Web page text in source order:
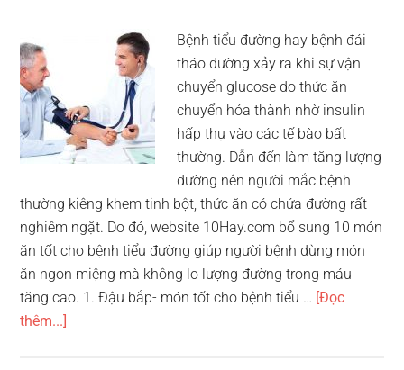
B
Bệnh tiểu đường hay bệnh đái
tháo đường xảy ra khi sự vận
chuyển glucose do thức ăn
chuyển hóa thành nhờ insulin
hấp thụ vào các tế bào bất
thường. Dẫn đến làm tăng lượng
đường nên người mắc bệnh
thường kiêng khem tinh bột, thức ăn có chứa đường rất
nghiêm ngặt. Do đó, website 10Hay.com bổ sung 10 món
ăn tốt cho bệnh tiểu đường giúp người bệnh dùng món
ăn ngon miệng mà không lo lượng đường trong máu
tăng cao. 1. Đậu bắp- món tốt cho bệnh tiểu … [Đọc
thêm...]